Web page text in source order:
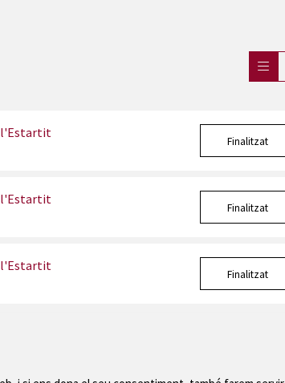
l'Estartit
Finalitzat
l'Estartit
Finalitzat
l'Estartit
Finalitzat